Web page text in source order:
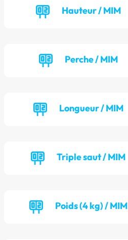
Hauteur / MIM
Perche / MIM
Longueur / MIM
Triple saut / MIM
Poids (4 kg) / MIM